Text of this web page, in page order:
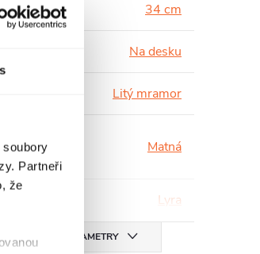
Partneři
že
: 34 cm
Na desku
Litý mramor
Matná
Lyra
VŠECHNY PARAMETRY